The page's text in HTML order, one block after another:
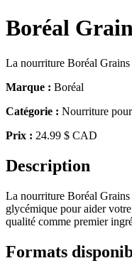
Boréal
La nourriture Boréal Grains
Marque : Boréal
Catégorie : Nourriture
Prix : 24.99 $ CAD
Description
La nourriture Boréal Grains
glycémique pour aider
qualité comme premier
Formats